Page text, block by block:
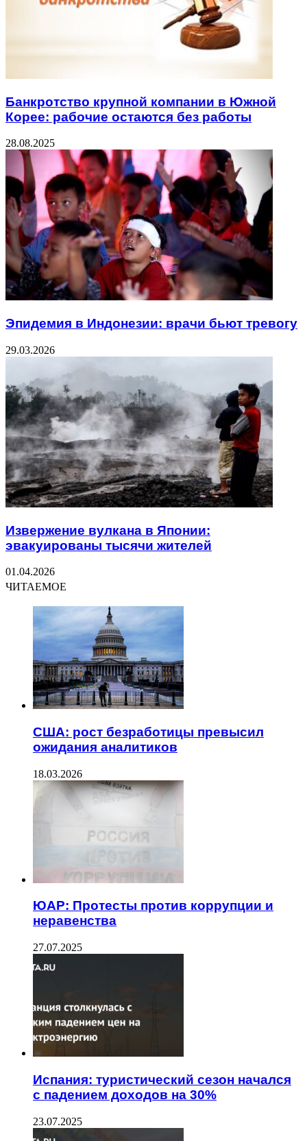
Банкротство крупной компании в Южной
Корее: рабочие остаются без работы
28.08.2025
Эпидемия в Индонезии: врачи бьют тревогу
29.03.2026
Извержение вулкана в Японии:
эвакуированы тысячи жителей
01.04.2026
ЧИТАЕМОЕ
США: рост безработицы превысил
ожидания аналитиков
18.03.2026
ЮАР: Протесты против коррупции и
неравенства
27.07.2025
Испания: туристический сезон начался
с падением доходов на 30%
23.07.2025